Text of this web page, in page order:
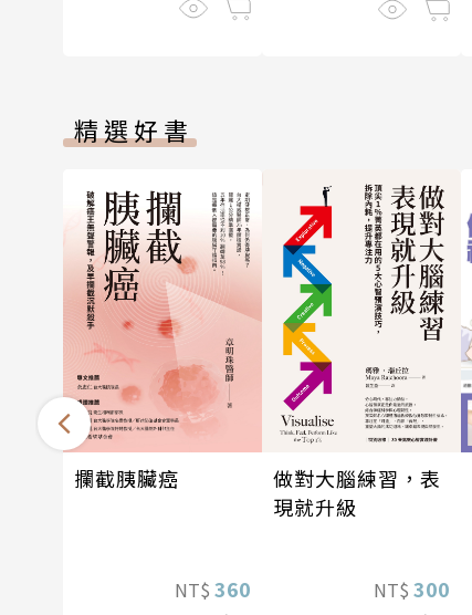
精選好書
攔截胰臟癌
NT$ 360
做對大腦練習，表
現就升級
NT$ 300